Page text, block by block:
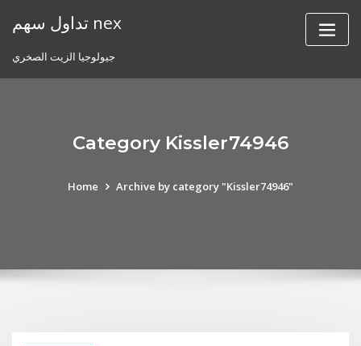
تداول سهم nex
جيولوجيا الزيت الصخري
Category Kissler74946
Home Archive by category "Kissler74946"